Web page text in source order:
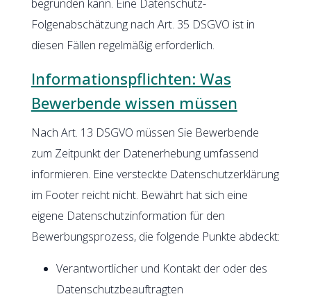
begründen kann. Eine Datenschutz-
Folgenabschätzung nach Art. 35 DSGVO ist in
diesen Fällen regelmäßig erforderlich.
Informationspflichten: Was
Bewerbende wissen müssen
Nach Art. 13 DSGVO müssen Sie Bewerbende
zum Zeitpunkt der Datenerhebung umfassend
informieren. Eine versteckte Datenschutzerklärung
im Footer reicht nicht. Bewährt hat sich eine
eigene Datenschutzinformation für den
Bewerbungsprozess, die folgende Punkte abdeckt:
Verantwortlicher und Kontakt der oder des
Datenschutzbeauftragten